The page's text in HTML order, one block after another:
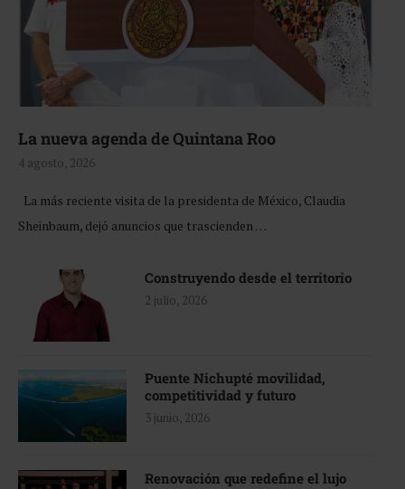
La nueva agenda de Quintana Roo
4 agosto, 2026
La más reciente visita de la presidenta de México, Claudia
Sheinbaum, dejó anuncios que trascienden …
Construyendo desde el territorio
2 julio, 2026
Puente Nichupté movilidad,
competitividad y futuro
3 junio, 2026
Renovación que redefine el lujo